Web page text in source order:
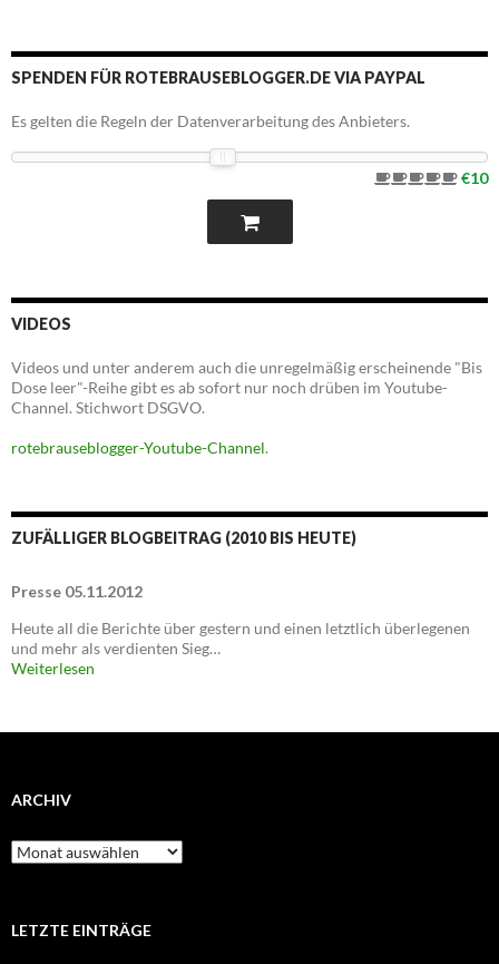
SPENDEN FÜR ROTEBRAUSEBLOGGER.DE VIA PAYPAL
Es gelten die Regeln der Datenverarbeitung des Anbieters.
€10
VIDEOS
Videos und unter anderem auch die unregelmäßig erscheinende "Bis
Dose leer"-Reihe gibt es ab sofort nur noch drüben im Youtube-
Channel. Stichwort DSGVO.
rotebrauseblogger-Youtube-Channel.
ZUFÄLLIGER BLOGBEITRAG (2010 BIS HEUTE)
Presse 05.11.2012
Heute all die Berichte über gestern und einen letztlich überlegenen
und mehr als verdienten Sieg…
Weiterlesen
ARCHIV
Archiv
LETZTE EINTRÄGE